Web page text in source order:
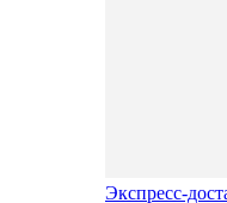
Экспресс-